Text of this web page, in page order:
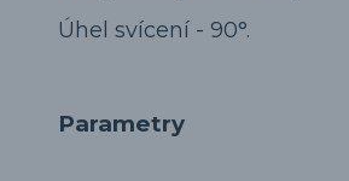
Úhel svícení - 90°.
Parametry